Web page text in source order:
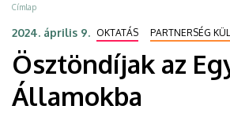
DEBRECENI
EGYETEM
Morzsa
Címlap
2024. április 9. OKTATÁS PARTNERSÉG
Ösztöndíjak az
Államokba